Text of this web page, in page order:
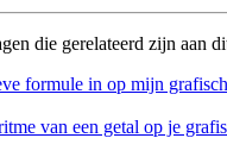
die gerelateerd zijn aan
formule in op mijn
van een getal op je